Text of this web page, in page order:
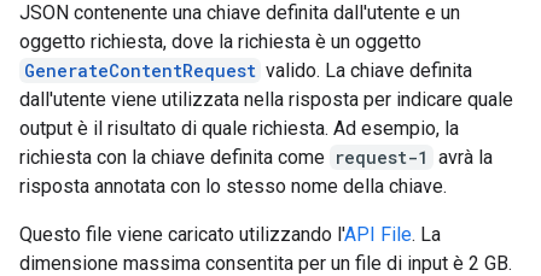
JSON contenente una chiave definita dall'utente e un
oggetto richiesta, dove la richiesta è un oggetto
GenerateContentRequest valido. La chiave definita
dall'utente viene utilizzata nella risposta per indicare quale
output è il risultato di quale richiesta. Ad esempio, la
richiesta con la chiave definita come request-1 avrà la
risposta annotata con lo stesso nome della chiave.
Questo file viene caricato utilizzando l'API File. La
dimensione massima consentita per un file di input è 2 GB.